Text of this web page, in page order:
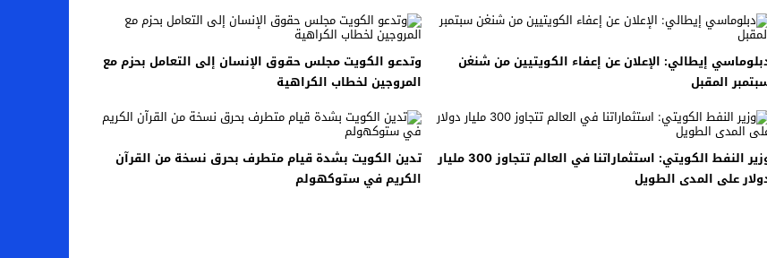
إيطالي: الإعلان عن إعفاء الكويتيين من شنغن
المقبل
وتدعو الكويت مجلس حقوق الإنسان إلى التعامل بحزم مع
المروجين لخطاب الكراهية
وزير النفط الكويتي: استثماراتنا في العالم تتجاوز 300 مليار
على المدى الطويل
تدين الكويت بشدة قيام متطرف بحرق نسخة من القرآن
الكريم في ستوكهولم